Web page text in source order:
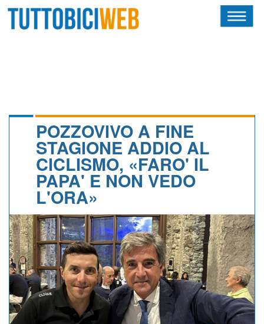
CALENDARIO
ALBI D'ORO
NEWSLETTER
POZZOVIVO A FINE
STAGIONE ADDIO AL
CICLISMO, «FARO' IL
PAPA' E NON VEDO
L'ORA»